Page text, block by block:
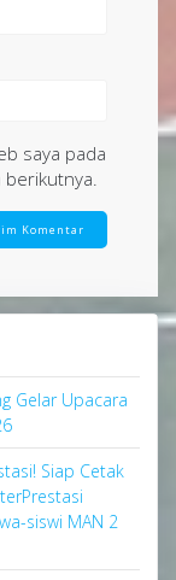
saya pada
Gelar Upacara
Siap Cetak
siswi MAN 2